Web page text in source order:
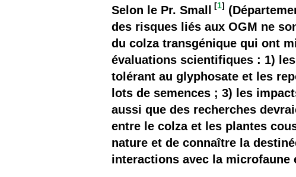
Il y a
Quels
Selon le Pr. Small [1]
des risques liés aux OGM ne
du colza transgénique qui ont
évaluations scientifiques : 1)
tolérant au glyphosate et les
lots de semences ; 3) les
aussi que des recherches
entre le colza et les plantes
nature et de connaître la
interactions avec la microfaune